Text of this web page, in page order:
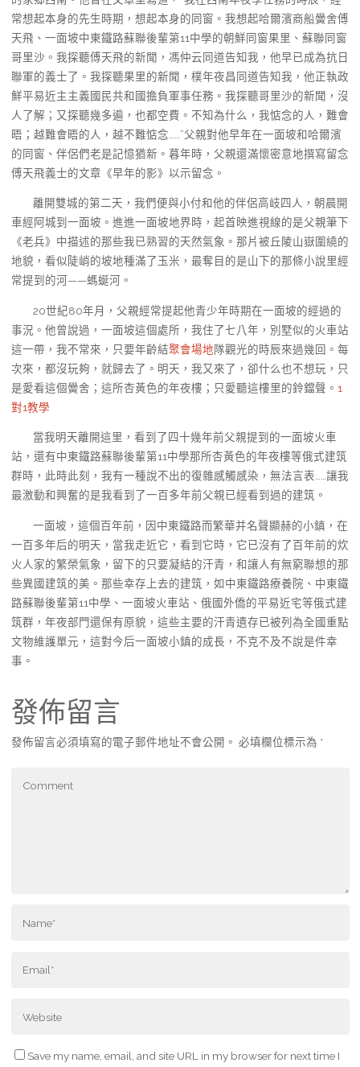
常想起本身的先生時期，想起本身的同窗。我想起哈爾濱商船黌舍傅
天飛、一面坡中東鐵路蘇聯後輩第11中學的朝鮮同窗果里、蘇聯同窗
哥里沙。我探聽傅天飛的新聞，馮仲云同道告知我，他早已成為抗日
聯軍的義士了。我探聽果里的新聞，樸年夜昌同道告知我，他正執政
鮮平易近主主義國民共和國擔負軍事任務。我探聽哥里沙的新聞，沒
人了解；又探聽幾多遍，也都空費。不知為什么，我惦念的人，難會
晤；越難會晤的人，越不難惦念……”父親對他早年在一面坡和哈爾濱
的同窗、伴侶們老是記憶猶新。暮年時，父親還滿懷密意地撰寫留念
傅天飛義士的文章《早年的影》以示留念。
離開雙城的第二天，我們便與小付和他的伴侶高岐四人，朝晨開
車經阿城到一面坡。進進一面坡地界時，起首映進視線的是父親筆下
《老兵》中描述的那些我已熟習的天然氣象。那片被丘陵山嶽圍繞的
地貌，看似陡峭的坡地種滿了玉米，最奪目的是山下的那條小說里經
常提到的河——螞蜒河。
20世紀80年月，父親經常提起他青少年時期在一面坡的經過的
事況。他曾說過，一面坡這個處所，我住了七八年，別墅似的火車站
這一帶，我不常來，只要年齡結聚會場地隊觀光的時辰來過幾回。每
次來，都沒玩夠，就歸去了。明天，我又來了，卻什么也不想玩，只
是愛看這個黌舍；這所杏黃色的年夜樓；只愛聽這樓里的鈴鐺聲。 1
對1教學
當我明天離開這里，看到了四十幾年前父親提到的一面坡火車
站，還有中東鐵路蘇聯後輩第11中學那所杏黃色的年夜樓等俄式建筑
群時，此時此刻，我有一種說不出的復雜感觸感染，無法言表……讓我
最激動和興奮的是我看到了一百多年前父親已經看到過的建筑。
一面坡，這個百年前，因中東鐵路而繁華并名聲顯赫的小鎮，在
一百多年后的明天，當我走近它，看到它時，它已沒有了百年前的炊
火人家的繁榮氣象，留下的只要凝結的汗青，和讓人有無窮聯想的那
些異國建筑的美。那些幸存上去的建筑，如中東鐵路療養院、中東鐵
路蘇聯後輩第11中學、一面坡火車站、俄國外僑的平易近宅等俄式建
筑群，年夜部門還保有原貌，這些主要的汗青遺存已被列為全國重點
文物維護單元，這對今后一面坡小鎮的成長，不克不及不說是件幸
事。
發佈留言
發佈留言必須填寫的電子郵件地址不會公開。 必填欄位標示為 *
Save my name, email, and site URL in my browser for next time I